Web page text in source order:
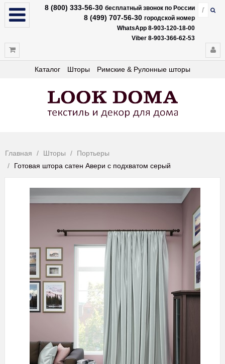
8 (800) 333-56-30 бесплатный звонок по России
8 (499) 707-56-30 городской номер
WhatsApp 8-903-120-18-00
Viber 8-903-366-62-53
Каталог Шторы Римские & Рулонные шторы
Главная Шторы
Портьеры
Готовая штора сатен Авери с подхватом серый